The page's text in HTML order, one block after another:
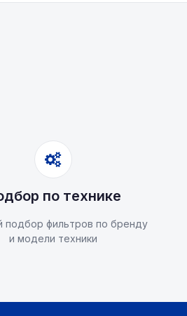
по технике
подбор фильтров по бренду
и модели техники